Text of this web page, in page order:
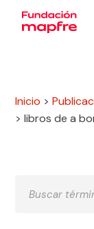
Inicio >
>libros de a